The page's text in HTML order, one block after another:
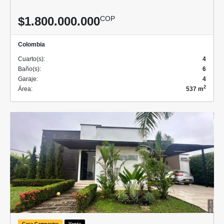
$1.800.000.000COP
Colombia
Cuarto(s):
4
Baño(s):
6
Garaje:
4
Área:
537 m2